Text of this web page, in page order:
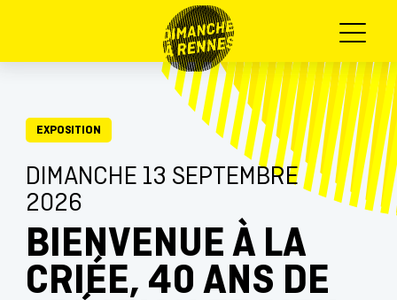
Menu
EXPOSITION
DIMANCHE 13 SEPTEMBRE
2026
BIENVENUE À LA
CRIÉE, 40 ANS DE